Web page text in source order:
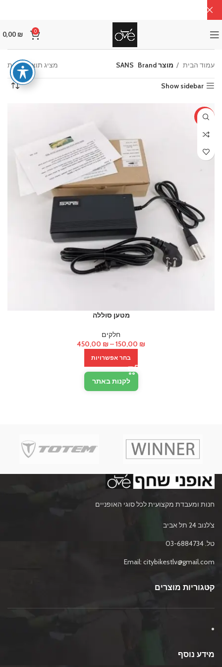
0
0,00 ₪
עמוד הבית מוצר Brand SANS מציג תוצאה אחת
Show sidebar
-20%
מטען סוללה
חלקים
150,00 ₪
–
450,00 ₪
טווח
בחר אפשרויות
לקנות באתר
חנות ומעבדת מקצועית לכל סוגי האופניים
צ'לנוב 24 תל אביב
טל. 03-6884734
Email: citybikestlv@gmail.com
קטגוריות מוצרים
מידע נוסף